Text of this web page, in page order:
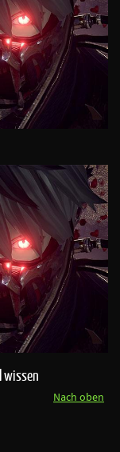
wissen
Nach oben